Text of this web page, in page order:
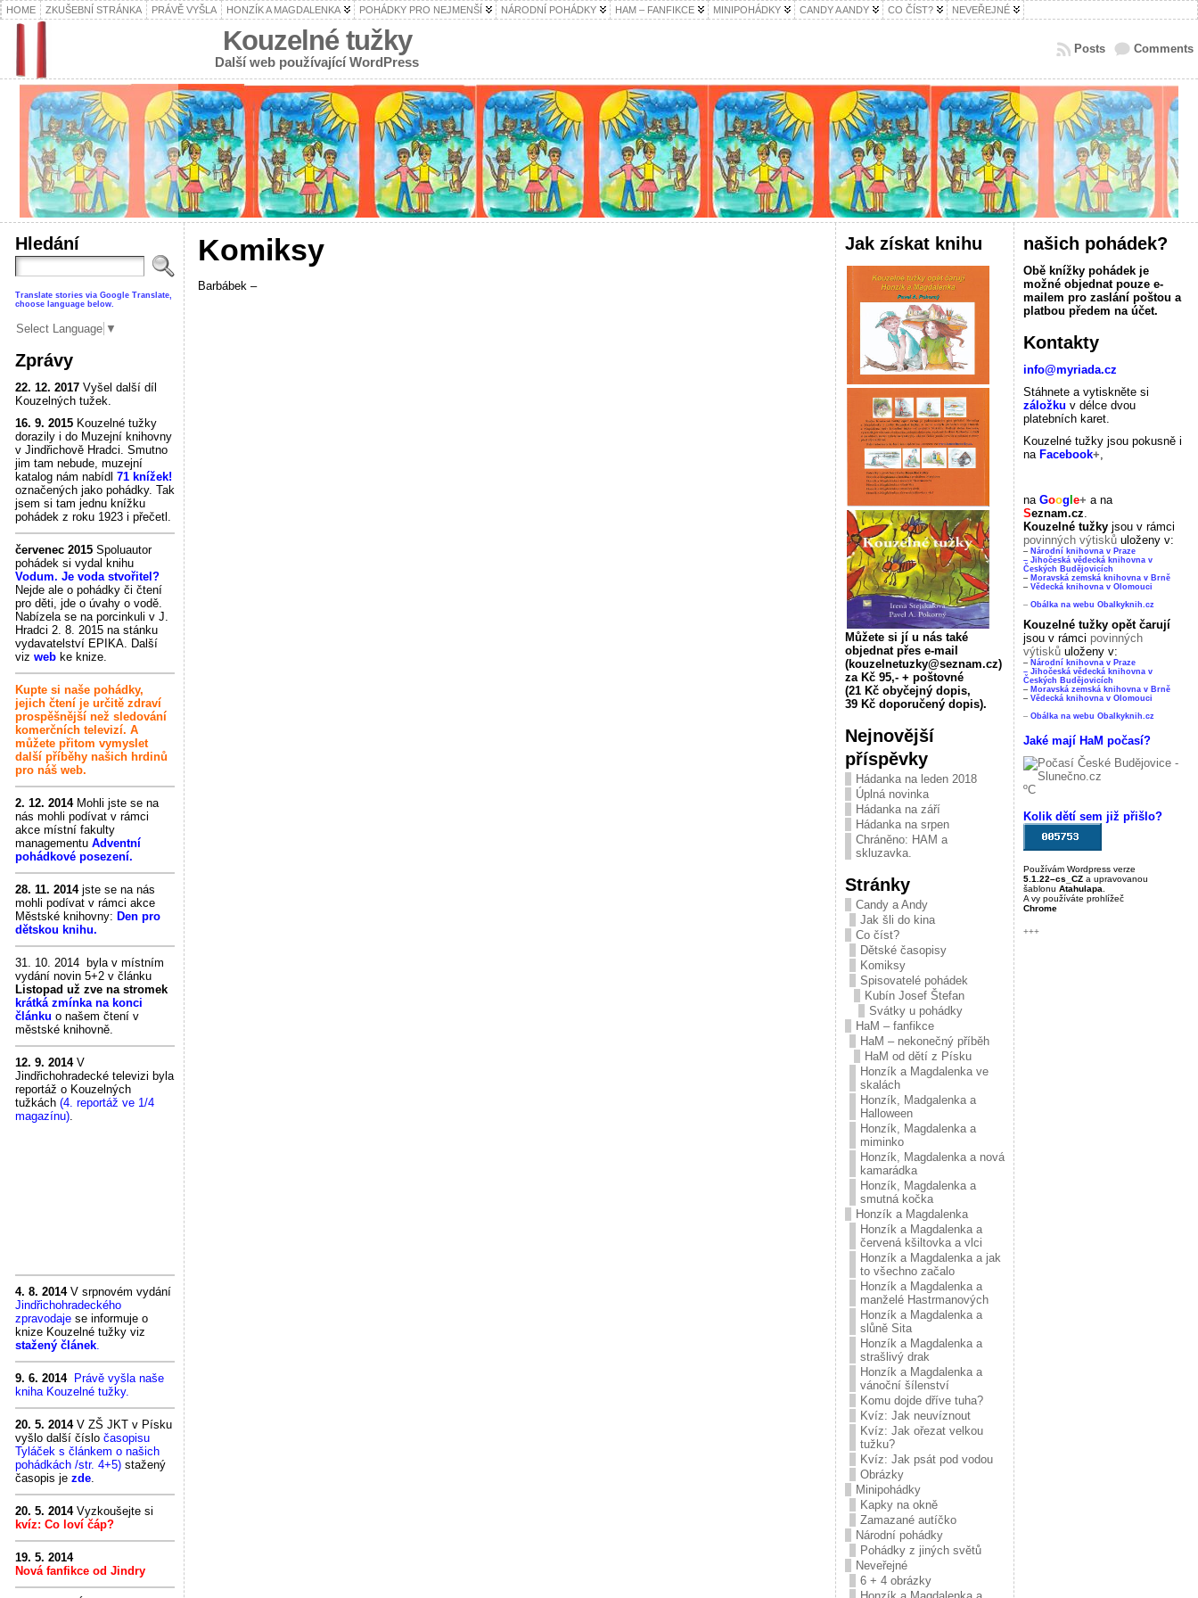
HOME ZKUŠEBNÍ STRÁNKA PRÁVĚ VYŠLA HONZÍK A MAGDALENKA POHÁDKY PRO NEJMENŠÍ NÁRODNÍ POHÁDKY HAM – FANFIKCE MINIPOHÁDKY CANDY A ANDY CO ČÍST? NEVEŘEJNÉ
Kouzelné tužky
Další web používající WordPress
Comments
Posts
Hledání
Translate stories via Google Translate,
choose language below.
Select Language ▼
Zprávy
22. 12. 2017Vyšel další díl
Kouzelných tužek.
16. 9. 2015Kouzelné tužky
dorazily i do Muzejní knihovny
v Jindřichově Hradci. Smutno
jim tam nebude, muzejní
katalog nám nabídl 71 knížek!
označených jako pohádky. Tak
jsem si tam jednu knížku
pohádek z roku 1923 i přečetl.
červenec 2015Spoluautor
pohádek si vydal knihu
Vodum. Je voda stvořitel?
Nejde ale o pohádky či čtení
pro děti, jde o úvahy o vodě.
Nabízela se na porcinkuli v J.
Hradci 2. 8. 2015 na stánku
vydavatelství EPIKA. Další
viz webke knize.
Kupte si naše pohádky,
jejich čtení je určitě zdraví
prospěšnější než sledování
komerčních televizí. A
můžete přitom vymyslet
další příběhy našich hrdinů
pro náš web.
2. 12. 2014Mohli jste se na
nás mohli podívat v rámci
akce místní fakulty
managementu Adventní
pohádkové posezení.
28. 11. 2014jste se na nás
mohli podívat v rámci akce
Městské knihovny: Den pro
dětskou knihu.
31. 10. 2014 byla v místním
vydání novin 5+2 v článku
Listopad už zve na stromek
krátká zmínka na konci
článku o našem čtení v
městské knihovně.
12. 9. 2014V
Jindřichohradecké televizi byla
reportáž o Kouzelných
tužkách (4. reportáž ve 1/4
magazínu).
4. 8. 2014V srpnovém vydání
Jindřichohradeckého
zpravodajese informuje o
knize Kouzelné tužky viz
stažený článek.
9. 6. 2014
Právě vyšla naše
kniha Kouzelné tužky.
20. 5. 2014V ZŠ JKT v Písku
vyšlo další číslo časopisu
Tyláček s článkem o našich
pohádkách /str. 4+5)stažený
časopis je zde.
20. 5. 2014Vyzkoušejte si
kvíz: Co loví čáp?
19. 5. 2014
Nová fanfikce od Jindry
Komiksy
Barbábek –
Jak získat knihu
Můžete si jí u nás také
objednat přes e-mail
(kouzelnetuzky@seznam.cz)
za Kč 95,- + poštovné
(21 Kč obyčejný dopis,
39 Kč doporučený dopis).
Nejnovější
příspěvky
Hádanka na leden 2018
Úplná novinka
Hádanka na září
Hádanka na srpen
Chráněno: HAM a
skluzavka.
Stránky
Candy a Andy
Jak šli do kina
Co číst?
Dětské časopisy
Komiksy
Spisovatelé pohádek
Kubín Josef Štefan
Svátky u pohádky
HaM – fanfikce
HaM – nekonečný příběh
HaM od dětí z Písku
Honzík a Magdalenka ve
skalách
Honzík, Madgalenka a
Halloween
Honzík, Magdalenka a
miminko
Honzík, Magdalenka a nová
kamarádka
Honzík, Magdalenka a
smutná kočka
Honzík a Magdalenka
Honzík a Magdalenka a
červená kšiltovka a vlci
Honzík a Magdalenka a jak
to všechno začalo
Honzík a Magdalenka a
manželé Hastrmanových
Honzík a Magdalenka a
slůně Sita
Honzík a Magdalenka a
strašlivý drak
Honzík a Magdalenka a
vánoční šílenství
Komu dojde dříve tuha?
Kvíz: Jak neuvíznout
Kvíz: Jak ořezat velkou
tužku?
Kvíz: Jak psát pod vodou
Obrázky
Minipohádky
Kapky na okně
Zamazané autíčko
Národní pohádky
Pohádky z jiných světů
Neveřejné
6 + 4 obrázky
našich pohádek?
Obě knížky pohádek je
možné objednat pouze e-
mailem pro zaslání poštou a
platbou předem na účet.
Kontakty
info@myriada.cz
Stáhnete a vytiskněte si
záložku v délce dvou
platebních karet.
Kouzelné tužky jsou pokusně i
na Facebook+,
na Goog e+ a na
Seznam.cz.
Kouzelné tužkyjsou v rámci
povinných výtiskůuloženy v:
– Národní knihovna v Praze
– Jihočeská vědecká knihovna v
Českých Budějovicích
– Moravská zemská knihovna v Brně
– Vědecká knihovna v Olomouci
– Obálka na webu Obalkyknih.cz
Kouzelné tužky opět čarují
jsou v rámci povinných
výtiskůuloženy v:
– Národní knihovna v Praze
– Jihočeská vědecká knihovna v
Českých Budějovicích
– Moravská zemská knihovna v Brně
– Vědecká knihovna v Olomouci
– Obálka na webu Obalkyknih.cz
Jaké mají HaM počasí?
ºC
Kolik dětí sem již přišlo?
Používám Wordpress verze
5.1.22–cs_CZa upravovanou
šablonu Atahulapa
A vy používáte prohlížeč
Chrome
+++